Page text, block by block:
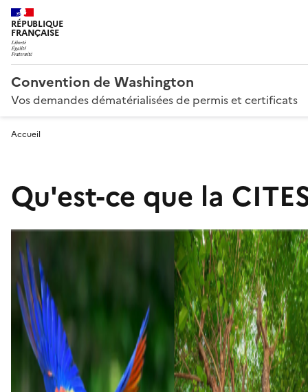
RÉPUBLIQUE
FRANÇAISE
Convention de Washington
Vos demandes dématérialisées de permis et certificats
Accueil
Qu'est-ce que la